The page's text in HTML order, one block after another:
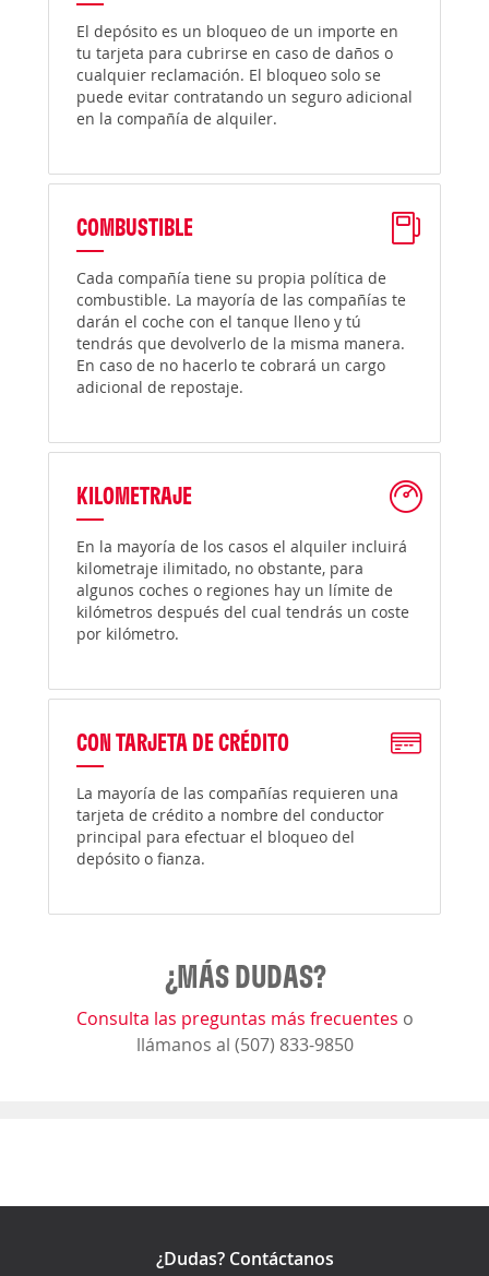
El depósito es un bloqueo de un importe en
tu tarjeta para cubrirse en caso de daños o
cualquier reclamación. El bloqueo solo se
puede evitar contratando un seguro adicional
en la compañía de alquiler.
COMBUSTIBLE
Cada compañía tiene su propia política de
combustible. La mayoría de las compañías te
darán el coche con el tanque lleno y tú
tendrás que devolverlo de la misma manera.
En caso de no hacerlo te cobrará un cargo
adicional de repostaje.
KILOMETRAJE
En la mayoría de los casos el alquiler incluirá
kilometraje ilimitado, no obstante, para
algunos coches o regiones hay un límite de
kilómetros después del cual tendrás un coste
por kilómetro.
CON TARJETA DE CRÉDITO
La mayoría de las compañías requieren una
tarjeta de crédito a nombre del conductor
principal para efectuar el bloqueo del
depósito o fianza.
¿MÁS DUDAS?
Consulta las preguntas más frecuentes o
llámanos al (507) 833-9850
¿Dudas? Contáctanos